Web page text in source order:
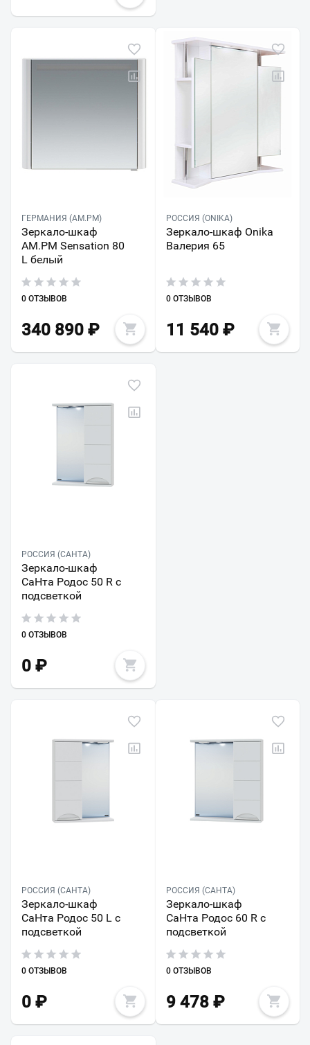
ГЕРМАНИЯ (AM.PM)
Зеркало-шкаф
AM.PM Sensation 80
L белый
0 ОТЗЫВОВ
340 890 ₽
РОССИЯ (ONIKA)
Зеркало-шкаф Onika
Валерия 65
0 ОТЗЫВОВ
11 540₽
РОССИЯ (САНТА)
Зеркало-шкаф
СаНта Родос 50 R с
подсветкой
0 ОТЗЫВОВ
0 ₽
РОССИЯ (САНТА)
Зеркало-шкаф
СаНта Родос 50 L с
подсветкой
0 ОТЗЫВОВ
0 ₽
РОССИЯ (САНТА)
Зеркало-шкаф
СаНта Родос 60 R с
подсветкой
0 ОТЗЫВОВ
9 478₽